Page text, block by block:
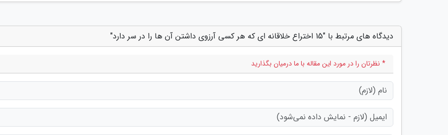
دیدگاه های مرتبط با "15 اختراع خلاقانه ای که هر کسی آرزوی داشتن آن ها را در سر دارد"
* نظرتان را در مورد این مقاله با ما درمیان بگذارید